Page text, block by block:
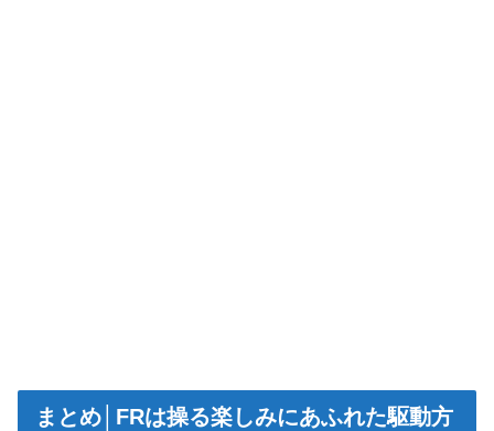
まとめ│FRは操る楽しみにあふれた駆動方